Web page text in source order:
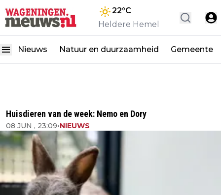
22°C
Heldere Hemel
Nieuws Natuur en duurzaamheid Gemeente
Huisdieren van de week: Nemo en Dory
08 JUN , 23:09•NIEUWS